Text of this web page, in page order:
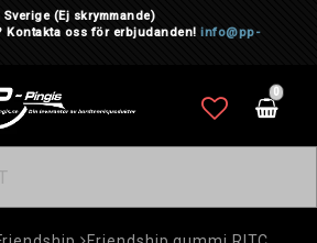
Sverige (Ej skrymmande)
oss för erbjudanden! info@pp-
0